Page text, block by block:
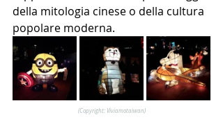
della mitologia cinese o della cultura
popolare moderna.
(Copyright: Viviamotaiwan)